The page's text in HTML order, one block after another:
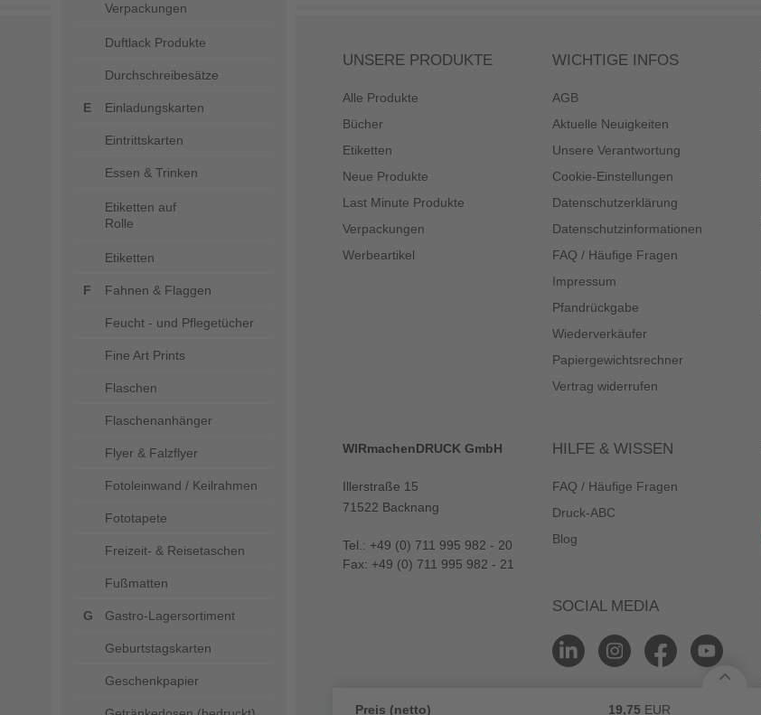
Verpackungen
Duftlack Produkte
Durchschreibesätze
Einladungskarten
Eintrittskarten
Essen & Trinken
Etiketten auf
Rolle
Etiketten
Fahnen & Flaggen
Feucht - und Pflegetücher
Fine Art Prints
Flaschen
Flaschenanhänger
Flyer & Falzflyer
Fotoleinwand / Keilrahmen
Fototapete
Freizeit- & Reisetaschen
Fußmatten
Gastro-Lagersortiment
Geburtstagskarten
Geschenkpapier
Preis (netto) 19,75 EUR
UNSERE PRODUKTE
Alle Produkte
Bücher
Etiketten
Neue Produkte
Last Minute Produkte
Verpackungen
Werbeartikel
WICHTIGE INFOS
AGB
Aktuelle Neuigkeiten
Unsere Verantwortung
Cookie-Einstellungen
Datenschutzerklärung
Datenschutzinformationen
FAQ / Häufige Fragen
Impressum
Pfandrückgabe
Wiederverkäufer
Papiergewichtsrechner
Vertrag widerrufen
WIRmachenDRUCK GmbH
Illerstraße 15
71522 Backnang
Tel.: +49 (0) 711 995 982 - 20
Fax: +49 (0) 711 995 982 - 21
HILFE & WISSEN
FAQ / Häufige Fragen
Druck-ABC
Blog
SOCIAL MEDIA